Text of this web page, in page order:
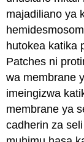
majadiliano ya
hutokea katika
Patches ni
wa membrane
imeingizwa
membrane ya
cadherin za